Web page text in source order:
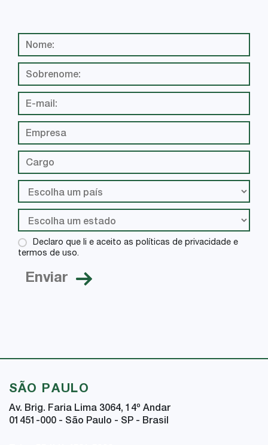
Declaro que li e aceito as políticas de privacidade e
termos de uso.
SÃO PAULO
Av. Brig. Faria Lima 3064, 14º Andar
01451-000 - São Paulo - SP - Brasil